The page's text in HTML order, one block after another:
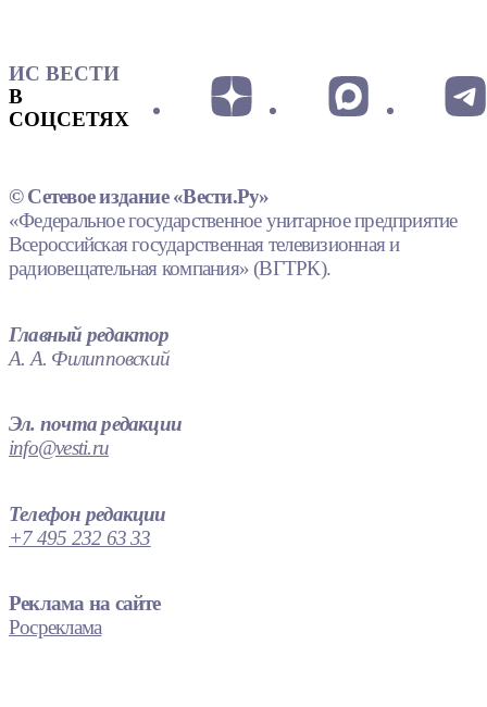
ИС ВЕСТИ
В
СОЦСЕТЯХ
© Сетевое издание «Вести.Ру»
«Федеральное государственное унитарное предприятие
Всероссийская государственная телевизионная и
радиовещательная компания» (ВГТРК).
Главный редактор
А. А. Филипповский
Эл. почта редакции
info@vesti.ru
Телефон редакции
+7 495 232 63 33
Реклама на сайте
Росреклама